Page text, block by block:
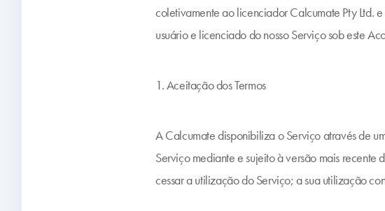
coletivamente ao licenciador Calcumate Pty Ltd.
usuário e licenciado do nosso Serviço sob este
1. Aceitação dos Termos
A Calcumate disponibiliza o Serviço através de
Serviço mediante e sujeito à versão mais
cessar a utilização do Serviço; a sua utilização